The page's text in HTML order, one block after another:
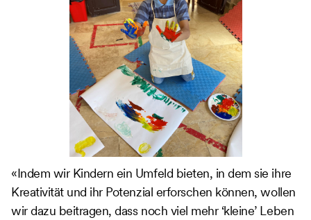
«Indem wir Kindern ein Umfeld bieten, in dem sie ihre
Kreativität und ihr Potenzial erforschen können, wollen
wir dazu beitragen, dass noch viel mehr ‘kleine’ Leben